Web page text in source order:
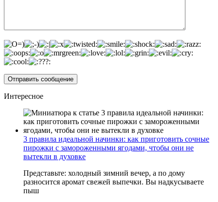
Интересное
3 правила идеальной начинки: как приготовить сочные
пирожки с замороженными ягодами, чтобы они не
вытекли в духовке
Представьте: холодный зимний вечер, а по дому
разносится аромат свежей выпечки. Вы надкусываете
пыш